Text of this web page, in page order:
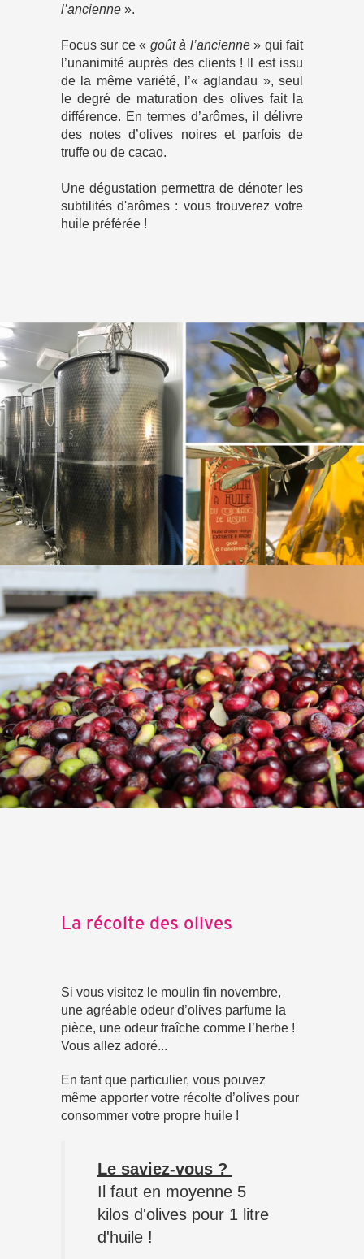
l’ancienne ».
Focus sur ce « goût à l’ancienne» qui fait
l’unanimité auprès des clients ! Il est issu
de la même variété, l’« aglandau », seul
le degré de maturation des olives fait la
différence. En termes d’arômes, il délivre
des notes d’olives noires et parfois de
truffe ou de cacao.
Une dégustation permettra de dénoter les
subtilités d'arômes : vous trouverez votre
huile préférée !
La récolte des olives
Si vous visitez le moulin fin novembre,
une agréable odeur d’olives parfume la
pièce, une odeur fraîche comme l’herbe !
Vous allez adoré...
En tant que particulier, vous pouvez
même apporter votre récolte d’olives pour
consommer votre propre huile !
Le saviez-vous ?
Il faut en moyenne 5
kilos d'olives pour 1 litre
d'huile !